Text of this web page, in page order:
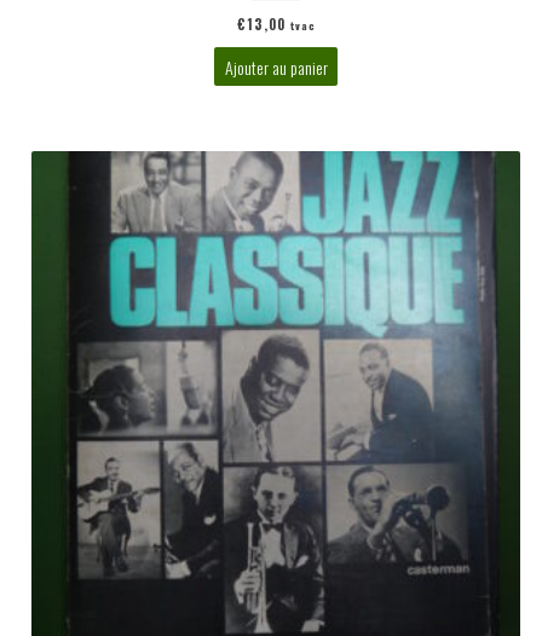
€13,00 tvac
Ajouter au panier